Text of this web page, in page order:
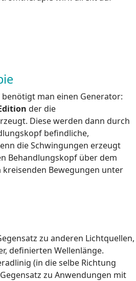
man einen Generator:
der die
Diese werden dann durch
befindliche,
die Schwingungen erzeugt
Behandlungskopf über dem
Bewegungen unter
zu anderen Lichtquellen,
definierten Wellenlänge.
(in die selbe Richtung
zu Anwendungen mit